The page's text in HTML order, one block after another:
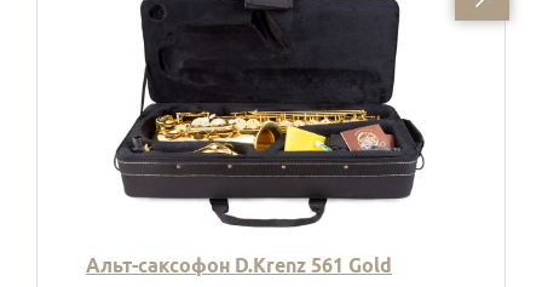
Альт-саксофон D.Krenz 561 Gold